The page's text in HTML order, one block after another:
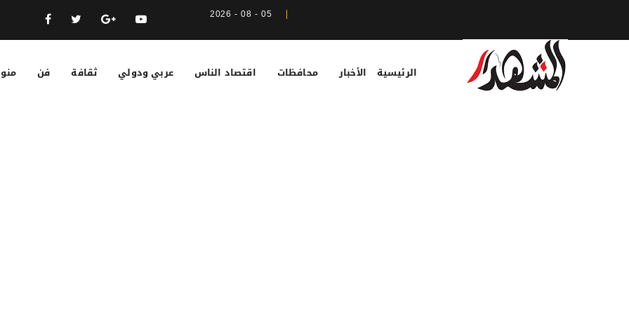
05 - 08 - 2026
الرئيسية الأخبار محافظات اقتصاد الناس عربي ودولي ثقافة فن